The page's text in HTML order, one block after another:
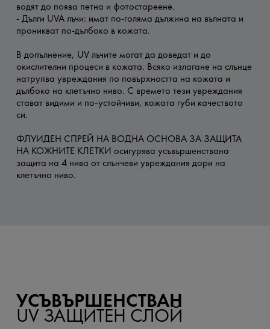
водят до поява петна и фотостареене.
- Дълги UVA лъчи: имат по-голяма дължина на вълната и
проникват по-дълбоко в кожата.
В допълнение, UV лъчите могат да доведат и до
окислителни процеси в кожата. Всяко излагане на слънце
натрупва увреждания по повърхността на кожата и
дълбоко на клетъчно ниво. С времето тези увреждания
стават видими и по-устойчиви, кожата губи качеството
си.
ФЛУИДЕН СПРЕЙ НА ВОДНА ОСНОВА ЗА ЗАЩИТА
НА КОЖНИТЕ КЛЕТКИ осигурява усъвършенствана
защита на 4 нива от слънчеви увреждания дори на
клетъчно ниво.
УСЪВЪРШЕНСТВАН
UV ЗАЩИТЕН СЛОЙ